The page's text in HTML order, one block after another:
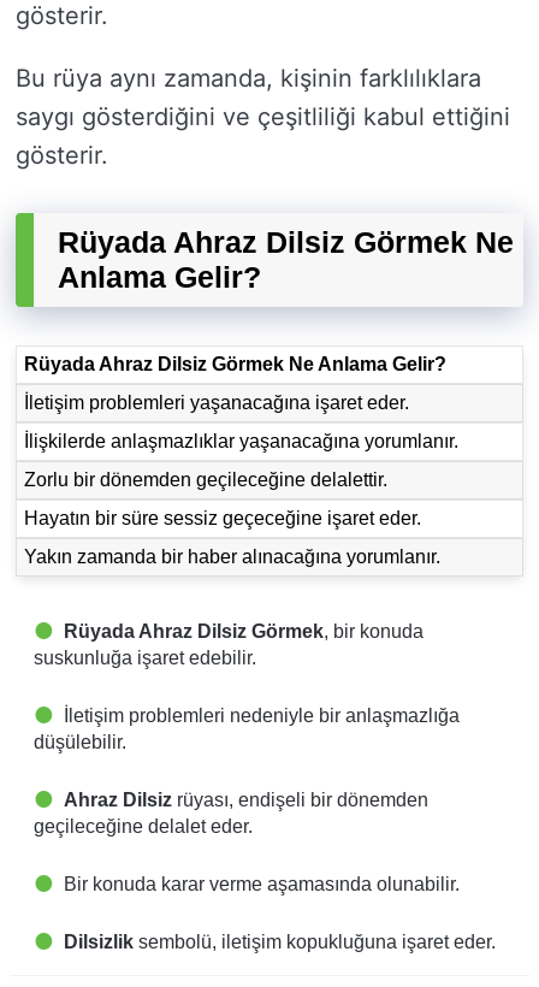
gösterir.
Bu rüya aynı zamanda, kişinin farklılıklara
saygı gösterdiğini ve çeşitliliği kabul ettiğini
gösterir.
Rüyada Ahraz Dilsiz Görmek Ne
Anlama Gelir?
Rüyada Ahraz Dilsiz Görmek Ne Anlama Gelir?
İletişim problemleri yaşanacağına işaret eder.
İlişkilerde anlaşmazlıklar yaşanacağına yorumlanır.
Zorlu bir dönemden geçileceğine delalettir.
Hayatın bir süre sessiz geçeceğine işaret eder.
Yakın zamanda bir haber alınacağına yorumlanır.
Rüyada Ahraz Dilsiz Görmek, bir konuda
suskunluğa işaret edebilir.
İletişim problemleri nedeniyle bir anlaşmazlığa
düşülebilir.
Ahraz Dilsiz rüyası, endişeli bir dönemden
geçileceğine delalet eder.
Bir konuda karar verme aşamasında olunabilir.
Dilsizlik sembolü, iletişim kopukluğuna işaret eder.